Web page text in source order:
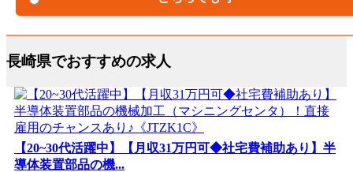
長崎県でおすすめの求人
【20~30代活躍中】【月収31万円可◆社宅費補助あり】半
導体装置部品の機...